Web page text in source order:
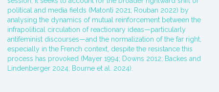
political and media fields (Matonti 2021; Rouban 2022) by
analysing the dynamics of mutual reinforcement between the
infrapolitical circulation of reactionary ideas—particularly
antifeminist discourses—and the normalization of the far right,
especially in the French context, despite the resistance this
process has provoked (Mayer 1994; Downs 2012; Backes and
Lindenberger 2024; Bourne et al. 2024).